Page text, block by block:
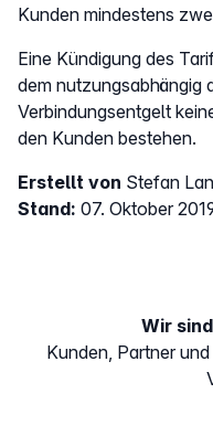
Kunden mindestens
Eine Kündigung des
dem nutzungsabhängig
Verbindungsentgelt
den Kunden bestehen.
Erstellt von Stefan
Stand: 07. Oktober
Wir
Kunden, Partner